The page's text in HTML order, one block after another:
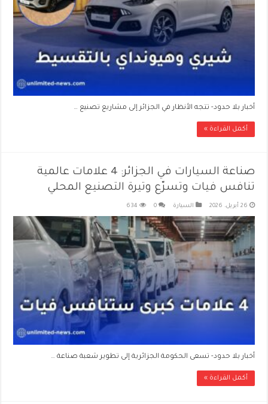
أخبار بلا حدود- تتجه الأنظار في الجزائر إلى مشاريع تصنيع …
أكمل القراءة »
صناعة السيارات في الجزائر: 4 علامات عالمية
تنافس فيات وتسرّع وتيرة التصنيع المحلي
26 أبريل، 2026 السيارة 0
634
أخبار بلا حدود- تسعى الحكومة الجزائرية إلى تطوير شعبة صناعة …
أكمل القراءة »